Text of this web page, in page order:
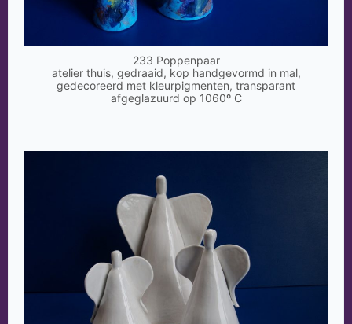
233 Poppenpaar
atelier thuis, gedraaid, kop handgevormd in mal,
gedecoreerd met kleurpigmenten, transparant
afgeglazuurd op 1060º C